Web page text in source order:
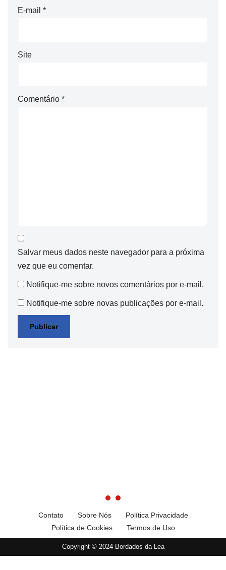
E-mail *
Site
Comentário *
Salvar meus dados neste navegador para a próxima
vez que eu comentar.
Notifique-me sobre novos comentários por e-mail.
Notifique-me sobre novas publicações por e-mail.
Contato Sobre Nós
Política Privacidade
Política de Cookies
Termos de Uso
Copyright © 2024 Bordados da Lea